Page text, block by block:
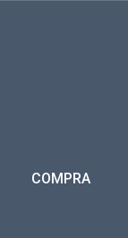
COMPRA